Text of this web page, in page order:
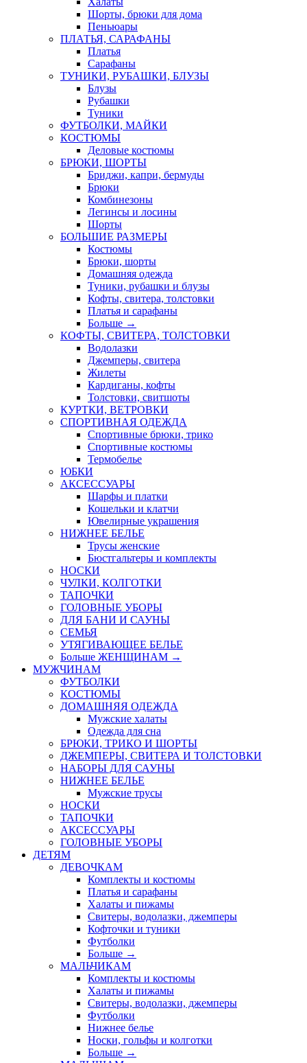
Шорты, брюки для дома
Пеньюары
ПЛАТЬЯ, САРАФАНЫ
Платья
Сарафаны
ТУНИКИ, РУБАШКИ, БЛУЗЫ
Блузы
Рубашки
Туники
ФУТБОЛКИ, МАЙКИ
КОСТЮМЫ
Деловые костюмы
БРЮКИ, ШОРТЫ
Бриджи, капри, бермуды
Брюки
Комбинезоны
Легинсы и лосины
Шорты
БОЛЬШИЕ РАЗМЕРЫ
Костюмы
Брюки, шорты
Домашняя одежда
Туники, рубашки и блузы
Кофты, свитера, толстовки
Платья и сарафаны
Больше →
КОФТЫ, СВИТЕРА, ТОЛСТОВКИ
Водолазки
Джемперы, свитера
Жилеты
Кардиганы, кофты
Толстовки, свитшоты
КУРТКИ, ВЕТРОВКИ
СПОРТИВНАЯ ОДЕЖДА
Спортивные брюки, трико
Спортивные костюмы
Термобелье
ЮБКИ
AКСЕССУАРЫ
Шарфы и платки
Кошельки и клатчи
Ювелирные украшения
НИЖНЕЕ БЕЛЬЕ
Трусы женские
Бюстгальтеры и комплекты
НОСКИ
ЧУЛКИ, КОЛГОТКИ
ТАПОЧКИ
ГОЛОВНЫЕ УБОРЫ
ДЛЯ БАНИ И САУНЫ
СЕМЬЯ
УТЯГИВАЮЩЕЕ БЕЛЬЕ
Больше ЖЕНЩИНАМ →
МУЖЧИНАМ
ФУТБОЛКИ
КОСТЮМЫ
ДОМАШНЯЯ ОДЕЖДА
Мужские халаты
Одежда для сна
БРЮКИ, ТРИКО И ШОРТЫ
ДЖЕМПЕРЫ, СВИТЕРА И ТОЛСТОВКИ
НАБОРЫ ДЛЯ САУНЫ
НИЖНЕЕ БЕЛЬЕ
Мужские трусы
НОСКИ
ТАПОЧКИ
АКСЕССУАРЫ
ГОЛОВНЫЕ УБОРЫ
ДЕТЯМ
ДЕВОЧКАМ
Комплекты и костюмы
Платья и сарафаны
Халаты и пижамы
Свитеры, водолазки, джемперы
Кофточки и туники
Футболки
Больше →
МАЛЬЧИКАМ
Комплекты и костюмы
Халаты и пижамы
Свитеры, водолазки, джемперы
Футболки
Нижнее белье
Носки, гольфы и колготки
Больше →